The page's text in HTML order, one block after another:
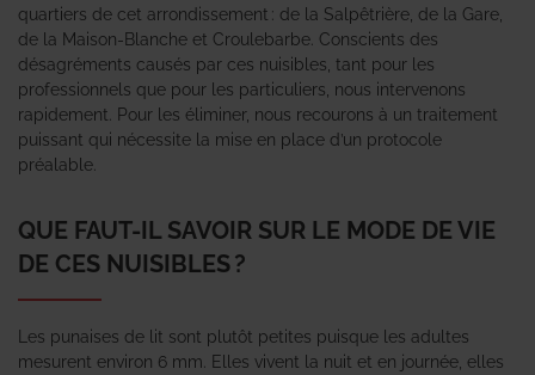
quartiers de cet arrondissement : de la Salpêtrière, de la Gare,
de la Maison-Blanche et Croulebarbe. Conscients des
désagréments causés par ces nuisibles, tant pour les
professionnels que pour les particuliers, nous intervenons
rapidement. Pour les éliminer, nous recourons à un traitement
puissant qui nécessite la mise en place d’un protocole
préalable.
QUE FAUT-IL SAVOIR SUR LE MODE DE VIE
DE CES NUISIBLES ?
Les punaises de lit sont plutôt petites puisque les adultes
mesurent environ 6 mm. Elles vivent la nuit et en journée, elles